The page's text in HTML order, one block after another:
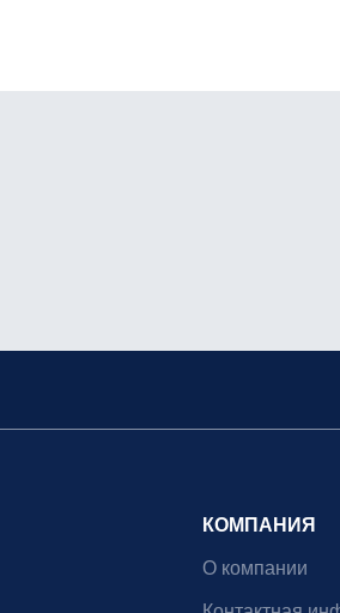
КОМПАНИЯ
О компании